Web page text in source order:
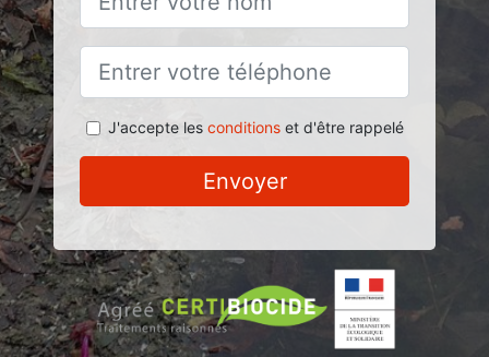
J'accepte les conditionset d'être rappelé
Envoyer